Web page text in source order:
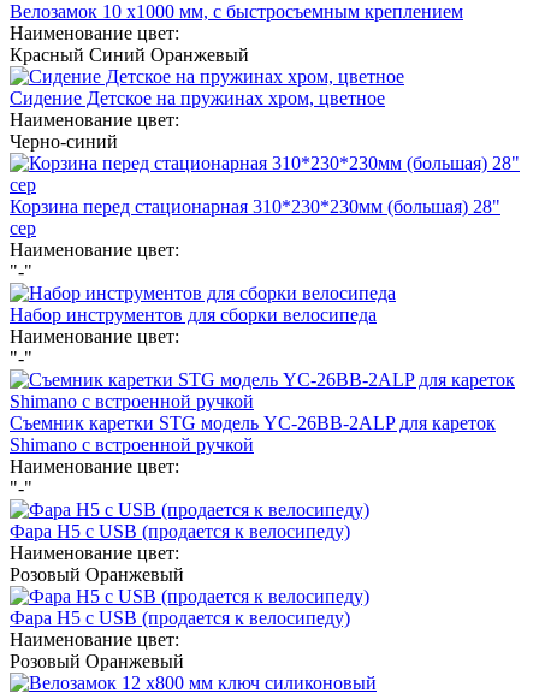
Велозамок 10 х1000 мм, с быстросъемным креплением
Наименование цвет:
Красный Синий Оранжевый
Сидение Детское на пружинах хром, цветное
Наименование цвет:
Черно-синий
Корзина перед стационарная 310*230*230мм (большая) 28"
сер
Наименование цвет:
"-"
Набор инструментов для сборки велосипеда
Наименование цвет:
"-"
Съемник каретки STG модель YC-26BB-2ALP для кареток
Shimano с встроенной ручкой
Наименование цвет:
"-"
Фара H5 с USB (продается к велосипеду)
Наименование цвет:
Розовый Оранжевый
Фара H5 с USB (продается к велосипеду)
Наименование цвет:
Розовый Оранжевый